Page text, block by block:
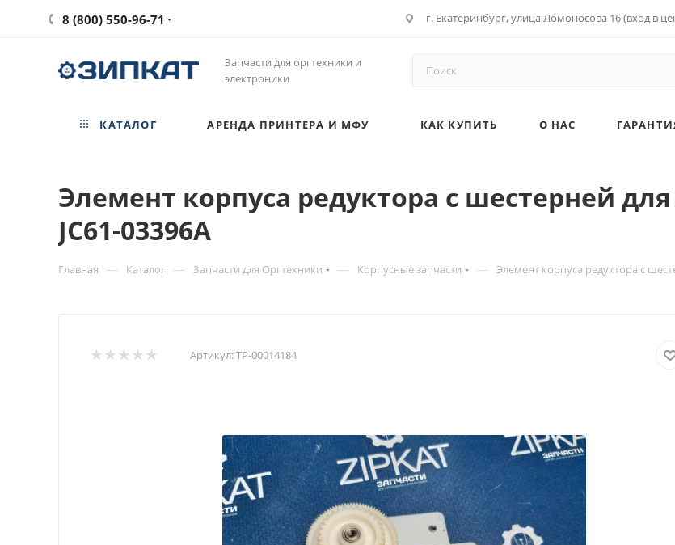
8 (800) 550-96-71 г. Екатеринбург, улица Ломоносова 16 (вход в
Запчасти для оргтехники и
электроники
КАТАЛОГ АРЕНДА ПРИНТЕРА И МФУ КАК КУПИТЬ О НАС
Элемент корпуса редуктора с шестерней для
JC61-03396A
Главная — Каталог — Запчасти для Оргтехники — Корпусные запчасти — Элемент корпуса редуктора с
Артикул:ТР-00014184